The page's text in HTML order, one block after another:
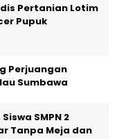
Pertanian Lotim
Pupuk
Perjuangan
Sumbawa
SMPN 2
Tanpa Meja dan